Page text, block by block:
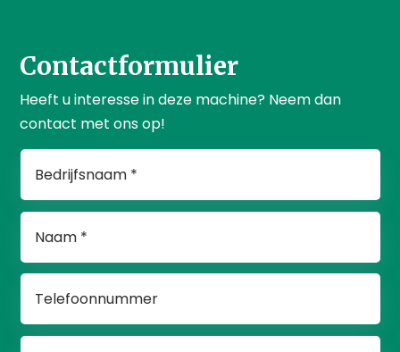
Contactformulier
Heeft u interesse in deze machine? Neem dan
contact met ons op!